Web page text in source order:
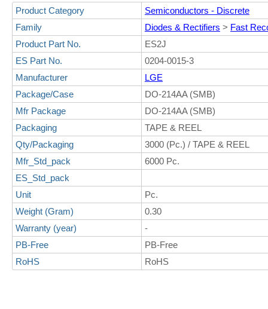
Product Category
Semiconductors - Discrete
Family
Diodes & Rectifiers > Fast
Product Part No.
ES2J
ES Part No.
0204-0015-3
Manufacturer
LGE
Package/Case
DO-214AA (SMB)
Mfr Package
DO-214AA (SMB)
Packaging
TAPE & REEL
Qty/Packaging
3000 (Pc.) / TAPE & REEL
Mfr_Std_pack
6000 Pc.
ES_Std_pack
Unit
Pc.
Weight (Gram)
0.30
Warranty (year)
-
PB-Free
PB-Free
RoHS
RoHS